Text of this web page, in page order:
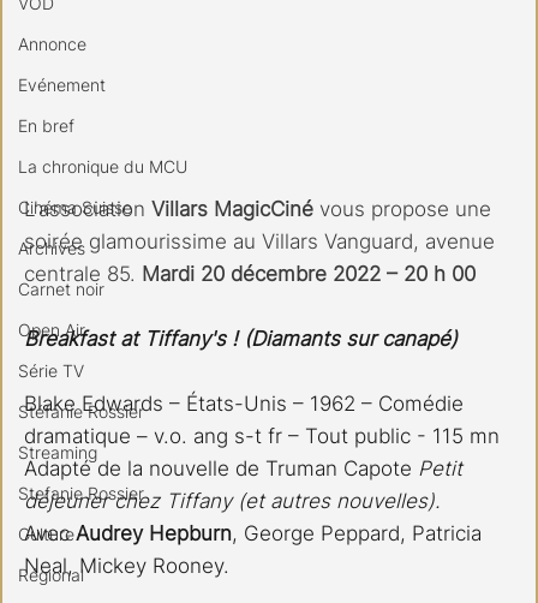
Annonce
Evénement
En bref
La chronique du MCU
Cinéma Suisse
Archives
Carnet noir
Open Air
Série TV
Stéfanie Rossier
Streaming
Stefanie Rossier
Culture
Régional
L'association Villars MagicCiné vous propose une
soirée glamourissime au Villars Vanguard, avenue
centrale 85. Mardi 20 décembre 2022 – 20 h 00
Breakfast at Tiffany's ! (Diamants sur canapé)
Blake Edwards – États-Unis – 1962 – Comédie
dramatique – v.o. ang s-t fr – Tout public - 115 mn
Adapté de la nouvelle de Truman Capote Petit
déjeuner chez Tiffany (et autres nouvelles).
Avec Audrey Hepburn, George Peppard, Patricia
Neal, Mickey Rooney.